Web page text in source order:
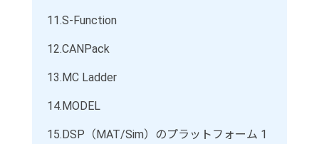
11.S-Function
12.CANPack
13.MC Ladder
14.MODEL
15.DSP（MAT/Sim）のプラットフォーム 1